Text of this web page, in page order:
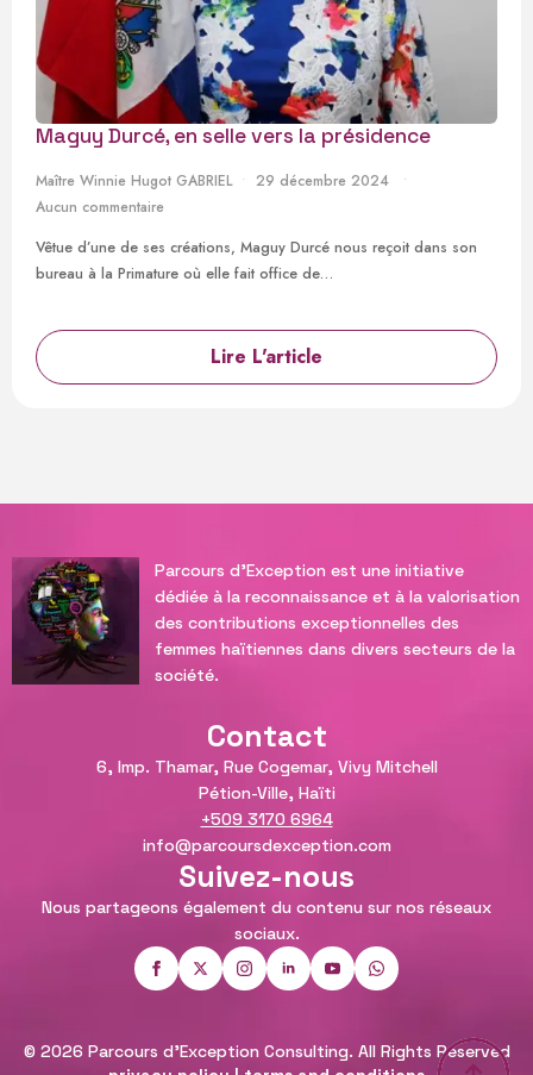
Maguy Durcé, en selle vers la présidence
Maître Winnie Hugot GABRIEL
29 décembre 2024
Aucun commentaire
Vêtue d’une de ses créations, Maguy Durcé nous reçoit dans son
bureau à la Primature où elle fait office de…
Lire L'article
Parcours d'Exception est une initiative
dédiée à la reconnaissance et à la valorisation
des contributions exceptionnelles des
femmes haïtiennes dans divers secteurs de la
société.
Contact
6, Imp. Thamar, Rue Cogemar, Vivy Mitchell
Pétion-Ville, Haïti
+509 3170 6964
info@parcoursdexception.com
Suivez-nous
Nous partageons également du contenu sur nos réseaux
sociaux.
© 2026 Parcours d'Exception Consulting. All Rights Reserved